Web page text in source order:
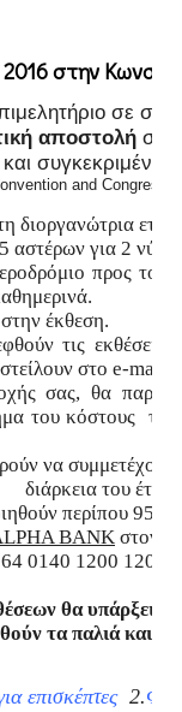
στην
σε
αποστολή στα
και συγκεκριμένα
and Congress
διοργανώτρια
για 2
προς το
στην έκθεση.
τις
στo e-mail
σας, θα
του κόστους
να συμμετέχουν
διάρκεια του
περίπου 95
BANK στον
0140 1200 1200
θα υπάρξει
παλιά και νέα
επισκέπτες 2.